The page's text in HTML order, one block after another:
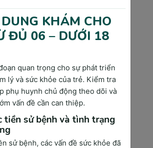
âm thai : Theo dõi sự phát triển của
nhi, xác định vị trí nhau thai, đánh giá
nước ối và phát hiện các dị tật bẩm
huyết áp: Đánh giá nguy cơ tiền sản
và các biến chứng liên quan đến tăng
áp.
chiều cao tử cung và nghe tim
: Đánh giá sự phát triển của thai nhi
vị trí tử cung.
Lịch khám thai 3 tháng cuối.
KHÁM CHO
ĐỦ 06 – DƯỚI 18
quan trọng cho sự phát triển
lý và sức khỏe của trẻ. Kiểm tra
phụ huynh chủ động theo dõi và
vấn đề cần can thiệp.
tiền sử bệnh và tình trạng
sử bệnh, các vấn đề sức khỏe đã